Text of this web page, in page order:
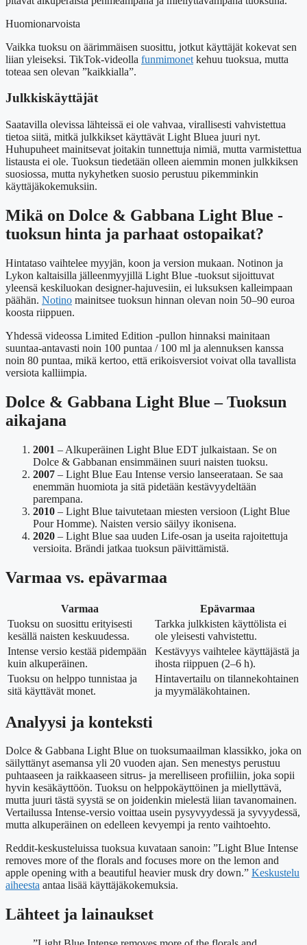
Huomionarvoista
Vaikka tuoksu on äärimmäisen suosittu, jotkut käyttäjät kokevat sen
liian yleiseksi. TikTok-videolla funmimonet kehuu tuoksua, mutta
toteaa sen olevan ”kaikkialla”.
Julkkiskäyttäjät
Saatavilla olevissa lähteissä ei ole vahvaa, virallisesti vahvistettua
tietoa siitä, mitkä julkkikset käyttävät Light Bluea juuri nyt.
Huhupuheet mainitsevat joitakin tunnettuja nimiä, mutta varmistettua
listausta ei ole. Tuoksun tiedetään olleen aiemmin monen julkkiksen
suosiossa, mutta nykyhetken suosio perustuu pikemminkin
käyttäjäkokemuksiin.
Mikä on Dolce & Gabbana Light Blue -
tuoksun hinta ja parhaat ostopaikat?
Hintataso vaihtelee myyjän, koon ja version mukaan. Notinon ja
Lykon kaltaisilla jälleenmyyjillä Light Blue -tuoksut sijoittuvat
yleensä keskiluokan designer-hajuvesiin, ei luksuksen kalleimpaan
päähän. Notino mainitsee tuoksun hinnan olevan noin 50–90 euroa
koosta riippuen.
Yhdessä videossa Limited Edition -pullon hinnaksi mainitaan
suuntaa-antavasti noin 100 puntaa / 100 ml ja alennuksen kanssa
noin 80 puntaa, mikä kertoo, että erikoisversiot voivat olla tavallista
versiota kalliimpia.
Dolce & Gabbana Light Blue – Tuoksun
aikajana
2001 – Alkuperäinen Light Blue EDT julkaistaan. Se on
Dolce & Gabbanan ensimmäinen suuri naisten tuoksu.
2007 – Light Blue Eau Intense versio lanseerataan. Se saa
enemmän huomiota ja sitä pidetään kestävyydeltään
parempana.
2010 – Light Blue taivutetaan miesten versioon (Light Blue
Pour Homme). Naisten versio säilyy ikonisena.
2020 – Light Blue saa uuden Life-osan ja useita rajoitettuja
versioita. Brändi jatkaa tuoksun päivittämistä.
Varmaa vs. epävarmaa
Varmaa
Epävarmaa
Tuoksu on suosittu erityisesti
kesällä naisten keskuudessa.
Tarkka julkkisten käyttölista ei
ole yleisesti vahvistettu.
Intense versio kestää pidempään
kuin alkuperäinen.
Kestävyys vaihtelee käyttäjästä ja
ihosta riippuen (2–6 h).
Tuoksu on helppo tunnistaa ja
sitä käyttävät monet.
Hintavertailu on tilannekohtainen
ja myymäläkohtainen.
Analyysi ja konteksti
Dolce & Gabbana Light Blue on tuoksumaailman klassikko, joka on
säilyttänyt asemansa yli 20 vuoden ajan. Sen menestys perustuu
puhtaaseen ja raikkaaseen sitrus- ja merelliseen profiiliin, joka sopii
hyvin kesäkäyttöön. Tuoksu on helppokäyttöinen ja miellyttävä,
mutta juuri tästä syystä se on joidenkin mielestä liian tavanomainen.
Vertailussa Intense-versio voittaa usein pysyvyydessä ja syvyydessä,
mutta alkuperäinen on edelleen kevyempi ja rento vaihtoehto.
Reddit-keskusteluissa tuoksua kuvataan sanoin: ”Light Blue Intense
removes more of the florals and focuses more on the lemon and
apple opening with a beautiful heavier musk dry down.” Keskustelu
aiheesta antaa lisää käyttäjäkokemuksia.
Lähteet ja lainaukset